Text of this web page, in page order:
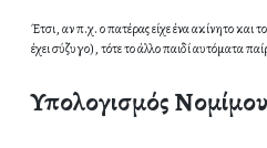
Έτσι, αν π.χ. ο πατέρας είχε ένα ακίνητο και
έχει σύζυγο), τότε το άλλο παιδί αυτόματα
Υπολογισμός